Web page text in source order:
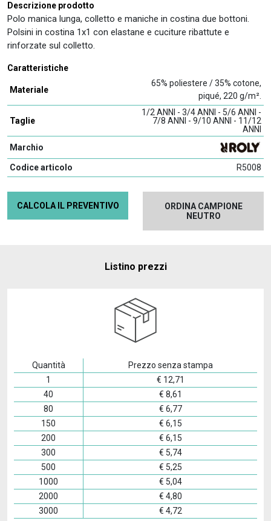
Descrizione prodotto
Polo manica lunga, colletto e maniche in costina due bottoni.
Polsini in costina 1x1 con elastane e cuciture ribattute e
rinforzate sul colletto.
Caratteristiche
Materiale
65% poliestere / 35% cotone,
piqué, 220 g/m².
Taglie
1/2 ANNI - 3/4 ANNI - 5/6 ANNI -
7/8 ANNI - 9/10 ANNI - 11/12
ANNI
Marchio
Codice articolo R5008
CALCOLA IL PREVENTIVO
ORDINA CAMPIONE
NEUTRO
Listino prezzi
Quantità
Prezzo senza stampa
1
€ 12,71
40
€ 8,61
80
€ 6,77
150
€ 6,15
200
€ 6,15
300
€ 5,74
500
€ 5,25
1000
€ 5,04
2000
€ 4,80
3000
€ 4,72